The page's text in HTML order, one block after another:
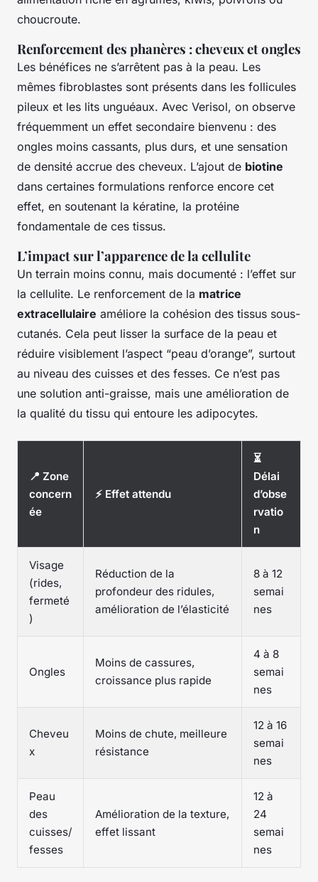
choucroute.
Renforcement des phanères : cheveux et ongles
Les bénéfices ne s’arrêtent pas à la peau. Les
mêmes fibroblastes sont présents dans les follicules
pileux et les lits unguéaux. Avec Verisol, on observe
fréquemment un effet secondaire bienvenu : des
ongles moins cassants, plus durs, et une sensation
de densité accrue des cheveux. L’ajout de biotine
dans certaines formulations renforce encore cet
effet, en soutenant la kératine, la protéine
fondamentale de ces tissus.
L’impact sur l’apparence de la cellulite
Un terrain moins connu, mais documenté : l’effet sur
la cellulite. Le renforcement de la matrice
extracellulaire améliore la cohésion des tissus sous-
cutanés. Cela peut lisser la surface de la peau et
réduire visiblement l’aspect “peau d’orange”, surtout
au niveau des cuisses et des fesses. Ce n’est pas
une solution anti-graisse, mais une amélioration de
la qualité du tissu qui entoure les adipocytes.
📍 Zone
concern
ée
⚡ Effet attendu
⏳
Délai
d’obse
rvatio
n
Visage
(rides,
fermeté
)
Réduction de la
profondeur des ridules,
amélioration de l’élasticité
8 à 12
semai
nes
Ongles
Moins de cassures,
croissance plus rapide
4 à 8
semai
nes
Cheveu
x
Moins de chute, meilleure
résistance
12 à 16
semai
nes
Peau
des
cuisses/
fesses
Amélioration de la texture,
effet lissant
12 à
24
semai
nes